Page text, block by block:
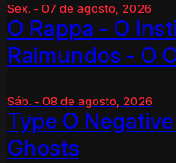
Sex. - 07 de agosto, 2026
O Rappa - O
Raimundos - O
Sáb. - 08 de agosto, 2026
Type O
Ghosts